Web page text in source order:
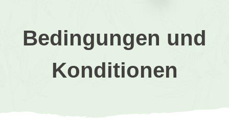
Bedingungen und
Konditionen